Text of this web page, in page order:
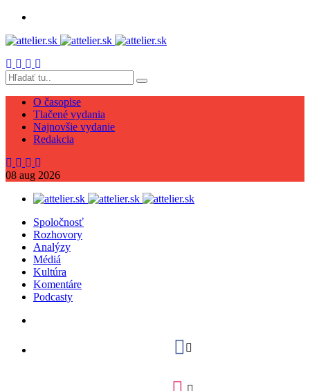
O časopise
Tlačené vydania
Najnovšie vydanie
Redakcia
08 aug 2026
Spoločnosť
Rozhovory
Analýzy
Médiá
Kultúra
Komentáre
Podcasty